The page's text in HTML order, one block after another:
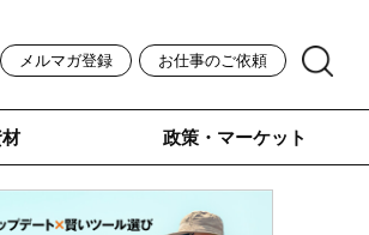
メルマガ登録 お仕事のご依頼
政策・マーケット